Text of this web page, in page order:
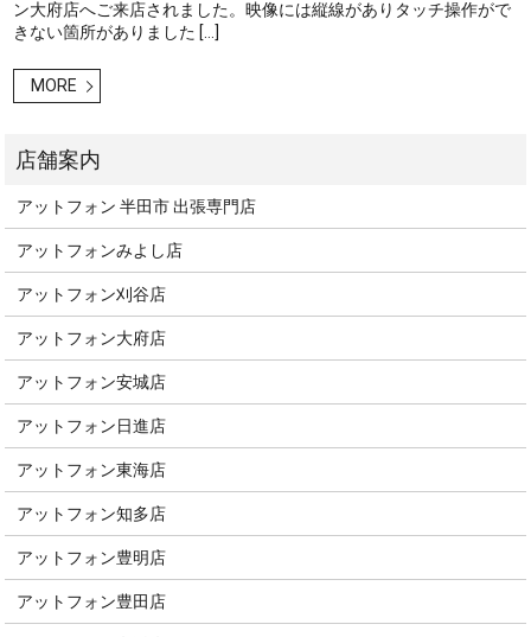
ン大府店へご来店されました。映像には縦線がありタッチ操作がで
きない箇所がありました […]
MORE
アットフォン 半田市 出張専門店
アットフォンみよし店
アットフォン刈谷店
アットフォン大府店
アットフォン安城店
アットフォン日進店
アットフォン東海店
アットフォン知多店
アットフォン豊明店
アットフォン豊田店